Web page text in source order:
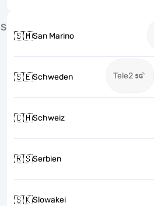
S
🇸🇲San Marino
🇸🇪Schweden Tele2
🇨🇭Schweiz
🇷🇸Serbien
🇸🇰Slowakei